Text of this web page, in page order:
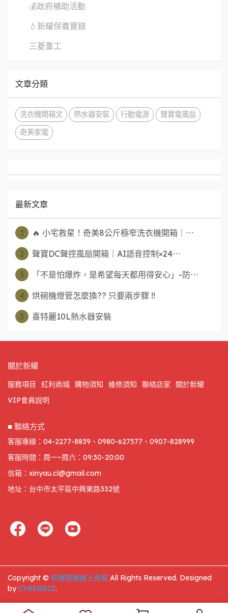
💰政府補助活動
💧新耀保養實錄
三菱重工
文章分類
洗衣機開箱文 熱水器安裝 行動電源
聲寶電風扇
奇美家電
最新文章
1 🔥 小宅救星！奇美8公斤極窄洗衣機開箱｜⋯
2 聲寶DC聲控風扇開箱｜AI語音控制×24⋯
3 「不是怕爆炸，是希望每天都用得安心」-防⋯
4 烘碗機燈管怎麼換?? 只要兩步驟 !!
5 喜特麗10L熱水器安裝
關於新耀
服務項目 紅利商城 購物須知 維修須知 聯絡店家
關於新耀
VIP會員說明
■ 聯絡方式
客服專線：04-2277-8839、0980-627577、0907-828999
客服時間：周一~周六：09:30-20:00
信箱：xinyau.cl@gmail.com
地址：台中市太平區中興東路332號
Copyright © 新耀電器線上商城 All Rights Reserved. Designed
byCYBERBIZ.